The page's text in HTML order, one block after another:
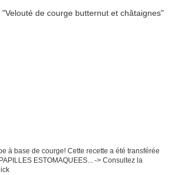
à base de courge! Cette recette a été transférée
ESTOMAQUEES... -> Consultez la